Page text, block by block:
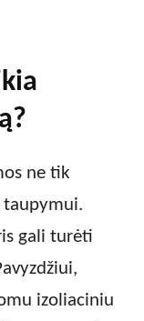
ne tik
taupymui.
gali turėti
izoliaciniu